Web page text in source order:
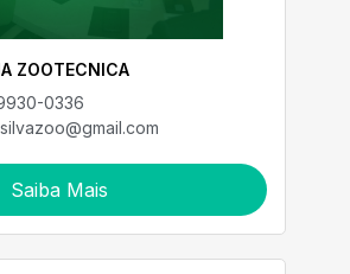
ZOOTECNICA
0336
Saiba Mais